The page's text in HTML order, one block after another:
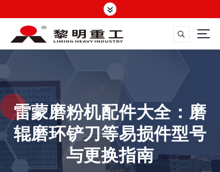
转
容 大修渣磨粉机，矿渣立磨
雷蒙磨粉机配件大全：磨
辊磨环铲刀等易损件型号
与更换指南